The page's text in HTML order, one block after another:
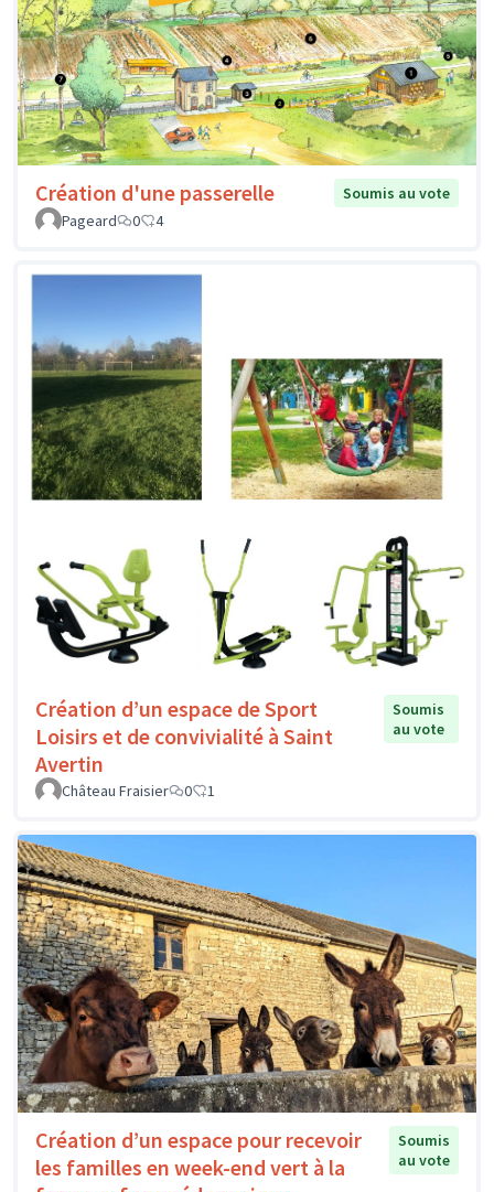
Création d'une passerelle
Soumis au vote
Pageard
0 4
Création d’un espace de Sport
Loisirs et de convivialité à Saint
Avertin
Soumis
au vote
Château Fraisier 0 1
Création d’un espace pour recevoir
les familles en week-end vert à la
Soumis
au vote